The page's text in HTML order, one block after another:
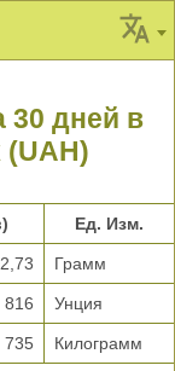
30 дней в
(UAH)
Ед. Изм.
Грамм
816 Унция
735 Килограмм